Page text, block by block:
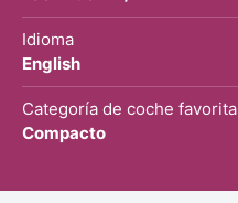
Idioma
English
Categoría de coche favorita
Compacto